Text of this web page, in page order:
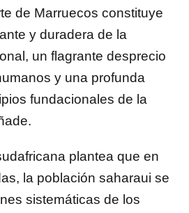
de Marruecos constituye
y duradera de la
un flagrante desprecio
y una profunda
fundacionales de la
plantea que en
la población saharaui se
sistemáticas de los